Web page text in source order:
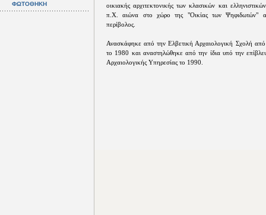
ΦΩΤΟΘΗΚΗ
οικιακής αρχιτεκτονικής των κλασικών και
π.Χ. αιώνα στο χώρο της "Οικίας των Ψηφιδωτών"
περίβολος.
Ανασκάφηκε από την Ελβετική Αρχαιολογική Σχολή
το 1980 και αναστηλώθηκε από την ίδια υπό την
Αρχαιολογικής Υπηρεσίας το 1990.